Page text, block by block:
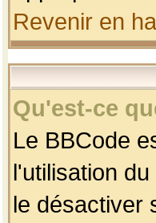
Revenir en
Qu'est-ce
Le BBCode
l'utilisation
le désactiver